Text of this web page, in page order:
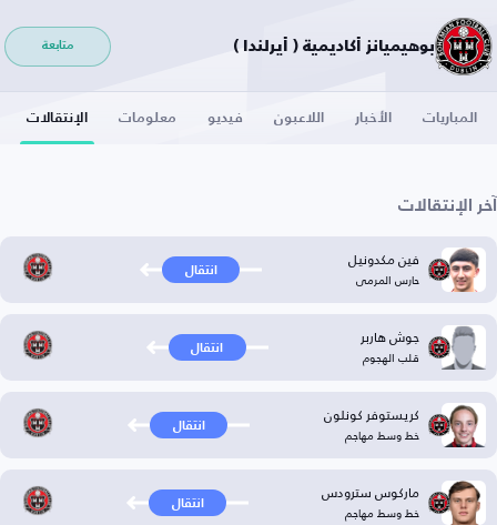
بوهيميانز أكاديمية ( أيرلندا ) متابعة
المباريات الأخبار اللاعبون فيديو معلومات الإنتقالات
آخر الإنتقالات
فين مكدونيل
حارس المرمى انتقال
جوش هاربر
قلب الهجوم انتقال
كريستوفر كونلون
خط وسط مهاجم انتقال
ماركوس سترودس
خط وسط مهاجم انتقال